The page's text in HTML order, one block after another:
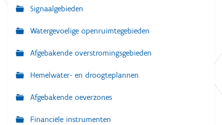
Signaalgebieden
Watergevoelige openruimtegebieden
Afgebakende overstromingsgebieden
Hemelwater- en droogteplannen
Afgebakende oeverzones
Financiële instrumenten